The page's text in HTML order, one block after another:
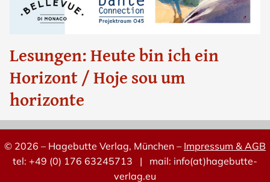
Lesungen: Heute bin ich ein
Horizont / Hoje sou um
horizonte
© 2026 – Hagebutte Verlag, München – Impressum & AGB
tel: +49 (0) 176 63245713 | mail: info(at)hagebutte-
verlag.eu